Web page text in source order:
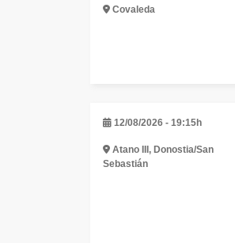
Covaleda
12/08/2026 - 19:15h
Atano III, Donostia/San
Sebastián